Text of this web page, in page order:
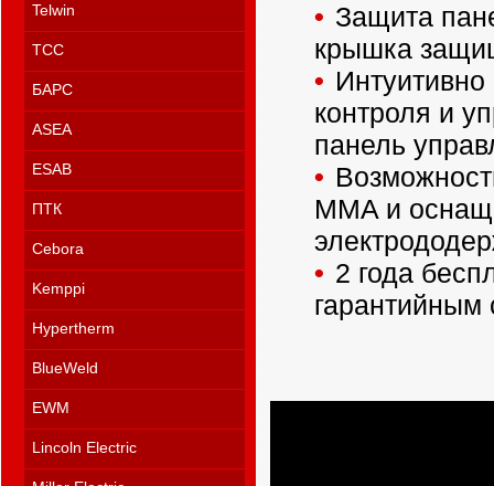
Telwin
ТСС
БАРС
ASEA
ESAB
ПТК
Cebora
Kemppi
Hypertherm
BlueWeld
EWM
Lincoln Electric
Защита
крышка
контроля и
панель
MMA и
2 года
гарантийным